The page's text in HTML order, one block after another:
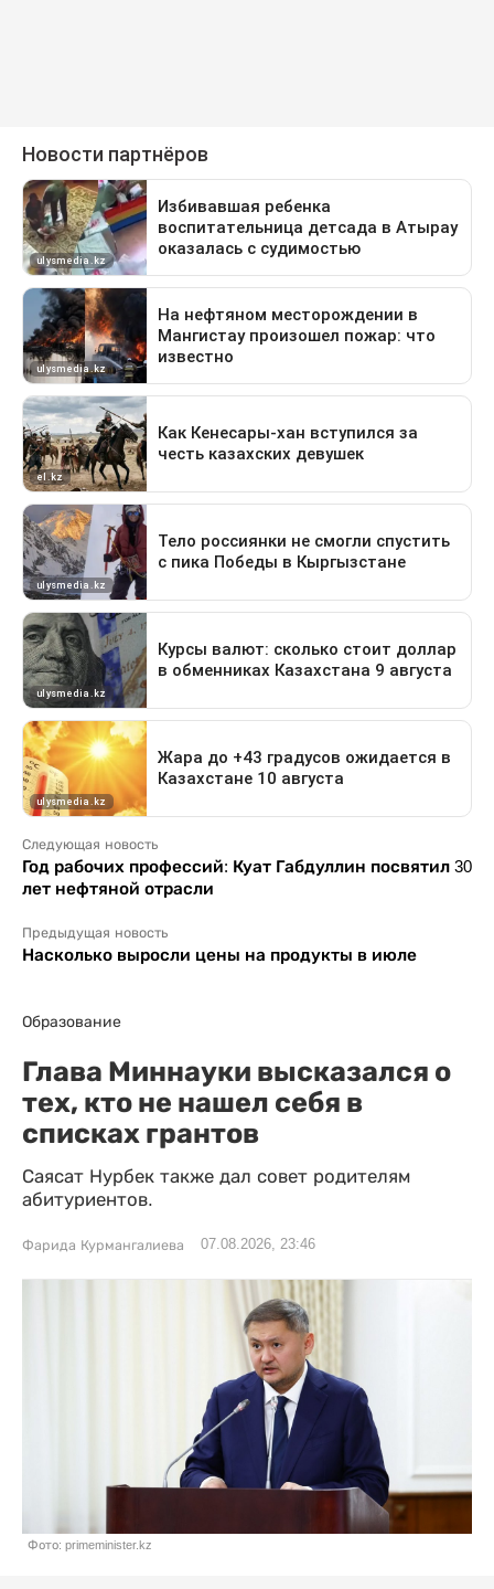
Следующая новость
Год рабочих профессий: Куат Габдуллин посвятил 30
лет нефтяной отрасли
Предыдущая новость
Насколько выросли цены на продукты в июле
Образование
Глава Миннауки высказался о
тех, кто не нашел себя в
списках грантов
Саясат Нурбек также дал совет родителям
абитуриентов.
Фарида Курмангалиева 07.08.2026, 23:46
Фото: primeminister.kz